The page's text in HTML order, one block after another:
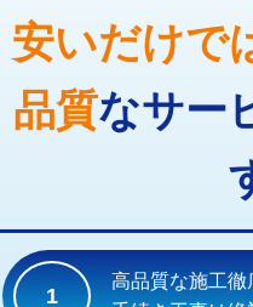
廃棄・処分
止水・漏水調査・防水処理
理・調整・分解・加工など
その他部品の脱着
交換・取付(単水栓（壁付・
式）)
安いだけで
品質なサー
1
高品質な施工徹